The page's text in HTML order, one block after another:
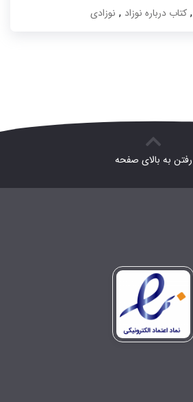
, کتاب درباره نوزاد , نوزادی
رفتن به بالای صفحه